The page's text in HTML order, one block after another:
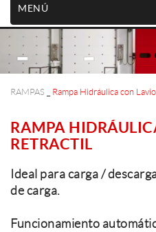
MENÚ
RAMPAS Rampa Hidráulica con
RAMPA
RETRACTIL
Ideal para carga /
de carga.
Funcionamiento